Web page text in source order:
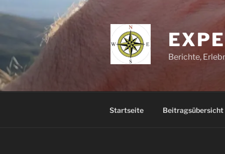
Inhalt
Berichte,
Startseite Beitragsübersicht